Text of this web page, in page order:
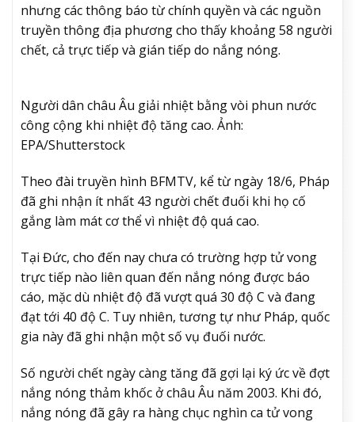
nhưng các thông báo từ chính quyền và các nguồn
truyền thông địa phương cho thấy khoảng 58 người
chết, cả trực tiếp và gián tiếp do nắng nóng.
Người dân châu Âu giải nhiệt bằng vòi phun nước
công cộng khi nhiệt độ tăng cao. Ảnh:
EPA/Shutterstock
Theo đài truyền hình BFMTV, kể từ ngày 18/6, Pháp
đã ghi nhận ít nhất 43 người chết đuối khi họ cố
gắng làm mát cơ thể vì nhiệt độ quá cao.
Tại Đức, cho đến nay chưa có trường hợp tử vong
trực tiếp nào liên quan đến nắng nóng được báo
cáo, mặc dù nhiệt độ đã vượt quá 30 độ C và đang
đạt tới 40 độ C. Tuy nhiên, tương tự như Pháp, quốc
gia này đã ghi nhận một số vụ đuối nước.
Số người chết ngày càng tăng đã gợi lại ký ức về đợt
nắng nóng thảm khốc ở châu Âu năm 2003. Khi đó,
nắng nóng đã gây ra hàng chục nghìn ca tử vong